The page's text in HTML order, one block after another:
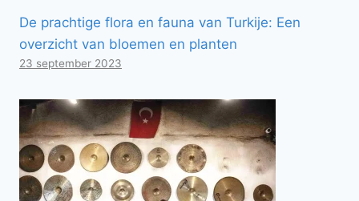
De prachtige flora en fauna van Turkije: Een
overzicht van bloemen en planten
23 september 2023